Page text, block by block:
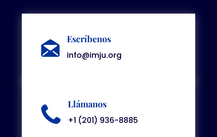
Escríbenos
info@imju.org
Llámanos
+1 (201) 936-8885